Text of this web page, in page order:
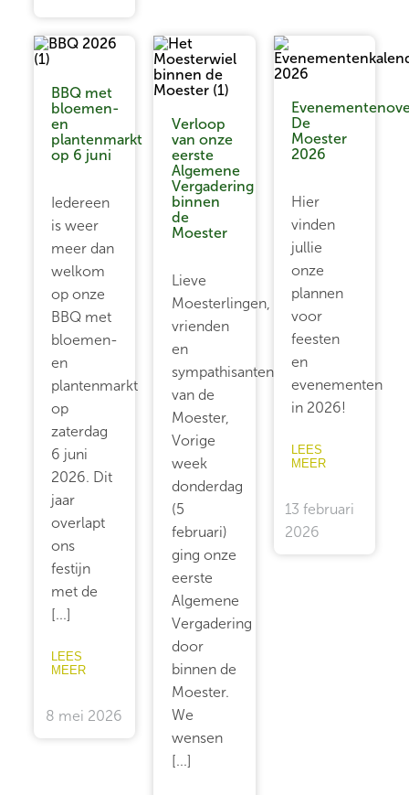
BBQ met
bloemen-
en
plantenmarkt
op 6 juni
Iedereen
is weer
meer dan
welkom
op onze
BBQ met
bloemen-
en
plantenmarkt
op
zaterdag
6 juni
2026. Dit
jaar
overlapt
ons
festijn
met de
[...]
LEES
MEER
8 mei 2026
Verloop
van onze
eerste
Algemene
Vergadering
binnen
de
Moester
Lieve
Moesterlingen,
vrienden
en
sympathisanten
van de
Moester,
Vorige
week
donderdag
(5
februari)
ging onze
eerste
Algemene
Vergadering
door
binnen de
Moester.
We
wensen
[...]
De
Moester
2026
Hier
vinden
jullie
onze
plannen
voor
feesten
en
evenementen
in 2026!
LEES
MEER
13 februari
2026